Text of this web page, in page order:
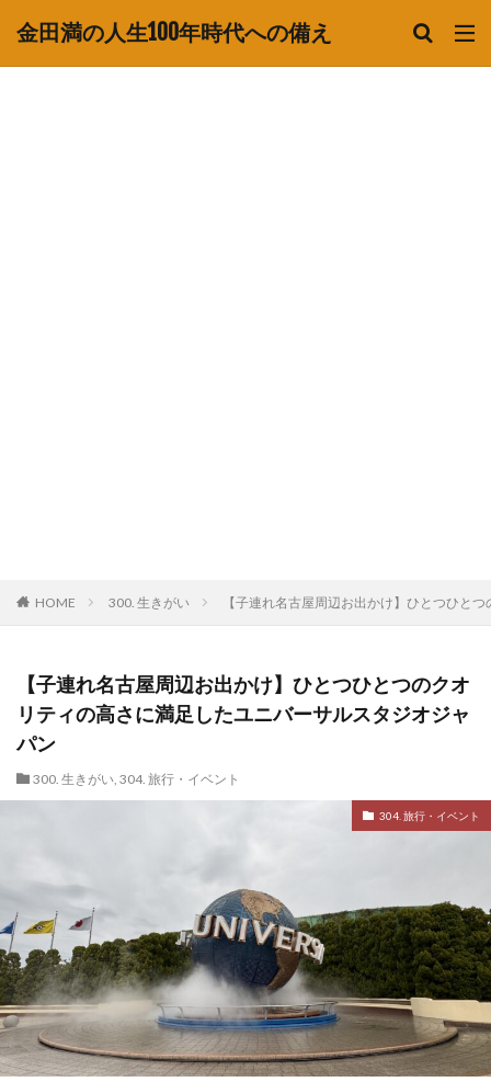
金田満の人生100年時代への備え
HOME 300. 生きがい 【子連れ名古屋周辺お出かけ】ひとつひと
【子連れ名古屋周辺お出かけ】ひとつひとつのクオ
リティの高さに満足したユニバーサルスタジオジャ
パン
300. 生きがい, 304. 旅行・イベント
304. 旅行・イベント